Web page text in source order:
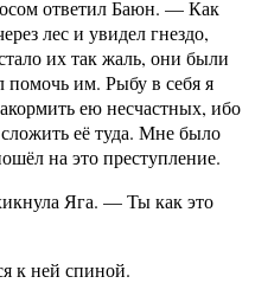
ответил Баюн. — Как
лес и увидел гнездо,
их так жаль, они были
им. Рыбу в себя я
ею несчастных, ибо
её туда. Мне было
на это преступление.
Яга. — Ты как это
к ней спиной.